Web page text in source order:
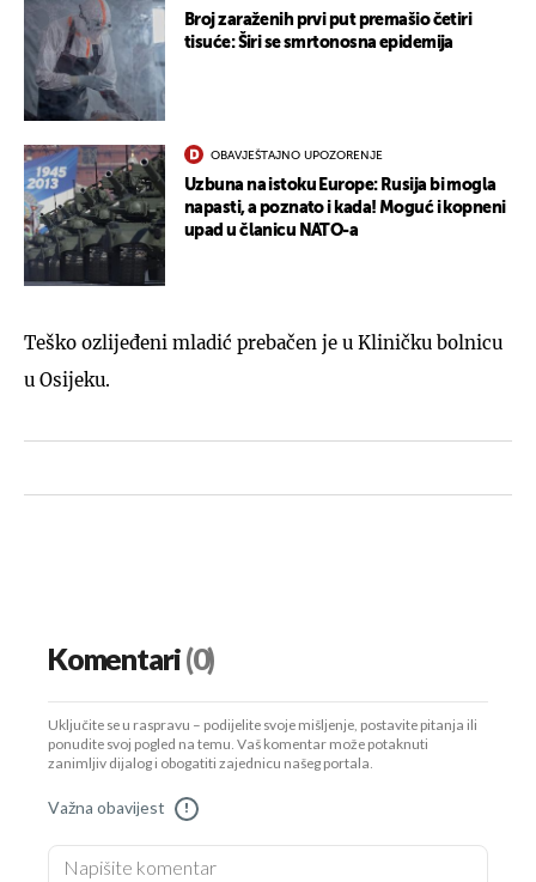
Broj zaraženih prvi put premašio četiri
tisuće: Širi se smrtonosna epidemija
OBAVJEŠTAJNO UPOZORENJE
Uzbuna na istoku Europe: Rusija bi mogla
napasti, a poznato i kada! Moguć i kopneni
upad u članicu NATO-a
Teško ozlijeđeni mladić prebačen je u Kliničku bolnicu
u Osijeku.
Komentari(0)
Uključite se u raspravu – podijelite svoje mišljenje, postavite pitanja ili
ponudite svoj pogled na temu. Vaš komentar može potaknuti
zanimljiv dijalog i obogatiti zajednicu našeg portala.
Važna obavijest !